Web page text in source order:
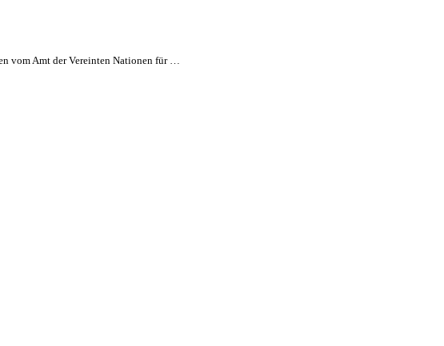
vom Amt der Vereinten Nationen für …